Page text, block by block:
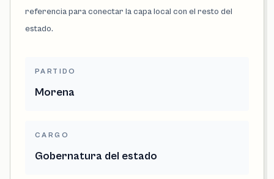
referencia para conectar la capa local con el resto del
estado.
PARTIDO
Morena
CARGO
Gobernatura del estado